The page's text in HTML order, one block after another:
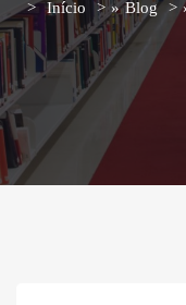
Início » Blog